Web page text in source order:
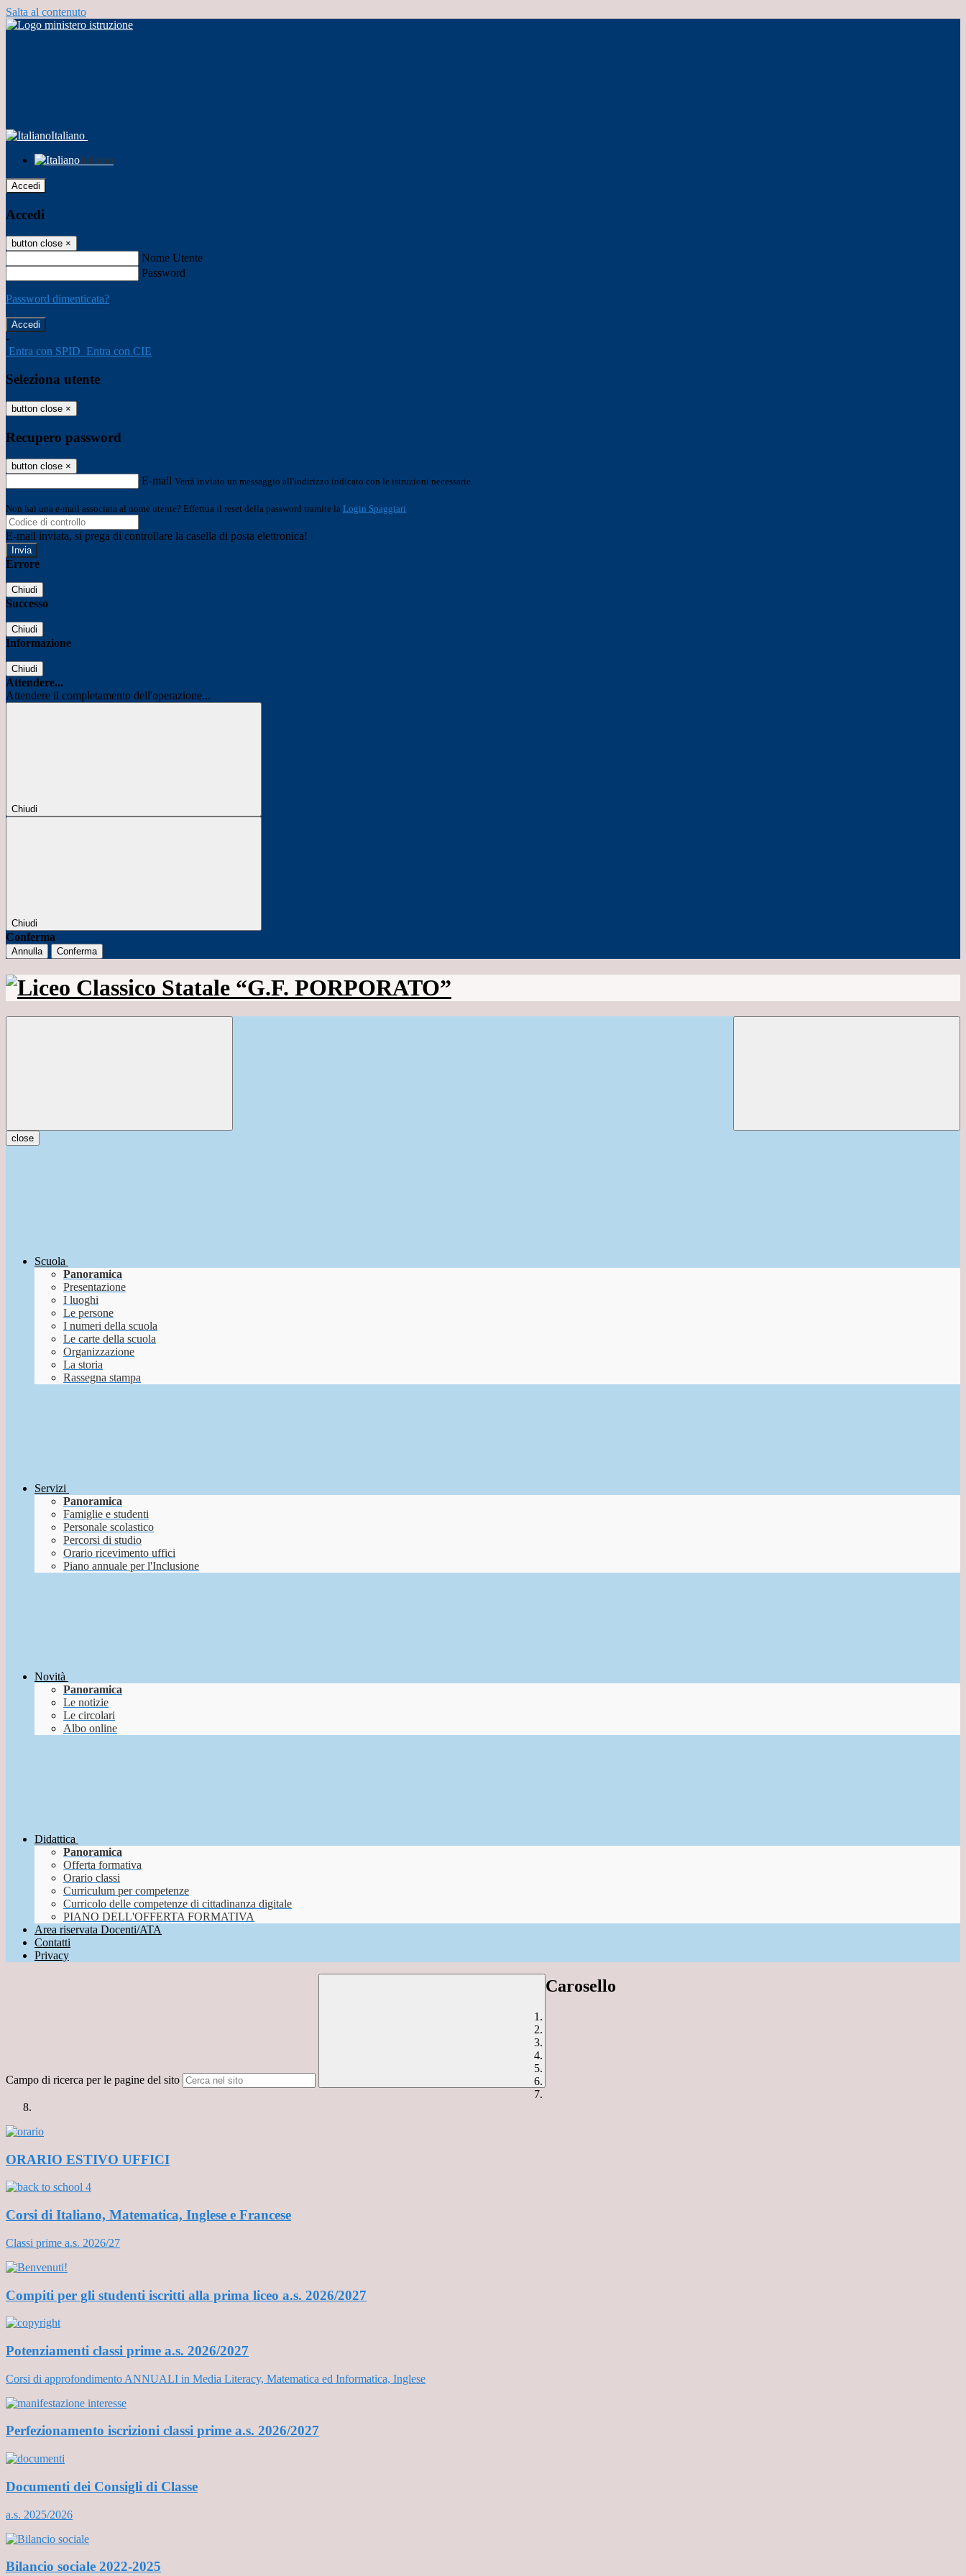
Salta al contenuto
Italiano
Italiano
Accedi
Accedi
button close ×
Nome Utente
Password
Password dimenticata?
-
Entra con SPID Entra con CIE
Seleziona utente
button close ×
Recupero password
button close ×
E-mail Verrà inviato un messaggio all'indirizzo indicato con le istruzioni necessarie.
Non hai una e-mail associata al nome utente? Effettua il reset della password tramite la Login Spaggiari
E-mail inviata, si prega di controllare la casella di posta elettronica!
Errore
Chiudi
Successo
Chiudi
Informazione
Chiudi
Attendere...
Attendere il completamento dell'operazione...
Chiudi
Chiudi
Conferma
Annulla Conferma
close
Scuola
Panoramica
Presentazione
I luoghi
Le persone
I numeri della scuola
Le carte della scuola
Organizzazione
La storia
Rassegna stampa
Servizi
Panoramica
Famiglie e studenti
Personale scolastico
Percorsi di studio
Orario ricevimento uffici
Piano annuale per l'Inclusione
Novità
Panoramica
Le notizie
Le circolari
Albo online
Didattica
Panoramica
Offerta formativa
Orario classi
Curriculum per competenze
Curricolo delle competenze di cittadinanza digitale
PIANO DELL'OFFERTA FORMATIVA
Area riservata Docenti/ATA
Contatti
Privacy
Campo di ricerca per le pagine del sito
Carosello
ORARIO ESTIVO UFFICI
Corsi di Italiano, Matematica, Inglese e Francese
Classi prime a.s. 2026/27
Compiti per gli studenti iscritti alla prima liceo a.s. 2026/2027
Potenziamenti classi prime a.s. 2026/2027
Corsi di approfondimento ANNUALI in Media Literacy, Matematica ed Informatica, Inglese
Perfezionamento iscrizioni classi prime a.s. 2026/2027
Documenti dei Consigli di Classe
a.s. 2025/2026
Bilancio sociale 2022-2025